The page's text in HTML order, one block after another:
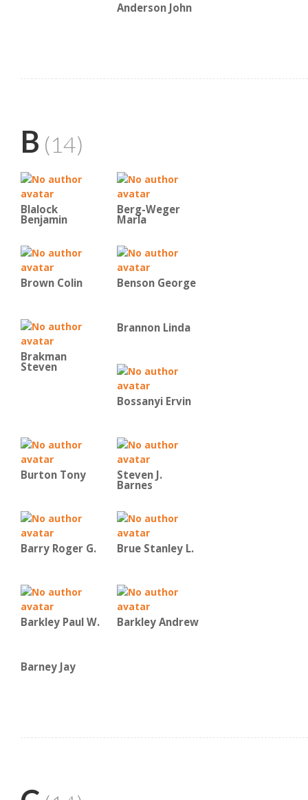
Anderson John
B (14)
Blalock
Benjamin
Berg-Weger
Marla
Brown Colin Benson George
Brakman
Steven
Brannon Linda
Bossanyi Ervin
Burton Tony Steven J.
Barnes
Barry Roger G. Brue Stanley L.
Barkley Paul W. Barkley Andrew
Barney Jay